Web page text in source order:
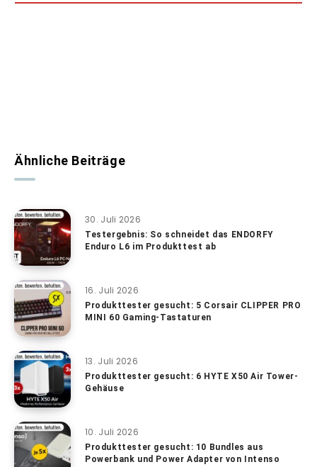
Ähnliche Beiträge
30. Juli 2026
Testergebnis: So schneidet das ENDORFY
Enduro L6 im Produkttest ab
16. Juli 2026
Produkttester gesucht: 5 Corsair CLIPPER PRO
MINI 60 Gaming-Tastaturen
13. Juli 2026
Produkttester gesucht: 6 HYTE X50 Air Tower-
Gehäuse
10. Juli 2026
Produkttester gesucht: 10 Bundles aus
Powerbank und Power Adapter von Intenso